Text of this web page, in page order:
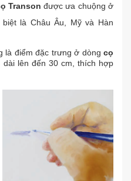
Transon được ưa chuộng ở
là Châu Âu, Mỹ và Hàn
là điểm đặc trưng ở dòng cọ
dài lên đến 30 cm, thích hợp